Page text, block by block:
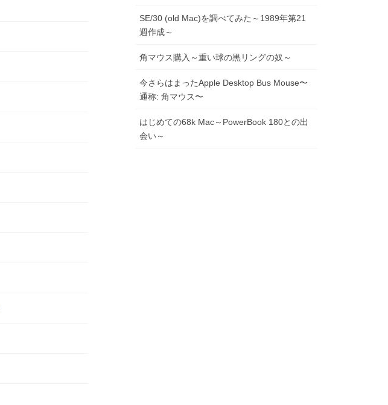
SE/30 (old Mac)を調べてみた～1989年第21
週作成～
角マウス購入～重い球の黒リングの奴～
今さらはまったApple Desktop Bus Mouse〜
通称: 角マウス〜
はじめての68k Mac～PowerBook 180との出
会い～